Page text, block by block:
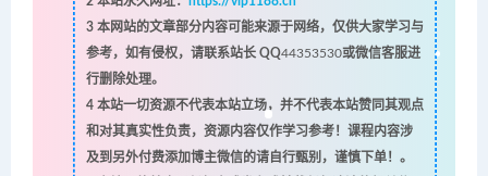
3本网站的文章部分内容可能来源于网络，仅供大家学习与
参考，如有侵权，请联系站长 QQ44353530或微信客服进
行删除处理。
4本站一切资源不代表本站立场，并不代表本站赞同其观点
和对其真实性负责，资源内容仅作学习参考！课程内容涉
及到另外付费添加博主微信的请自行甄别，谨慎下单！。